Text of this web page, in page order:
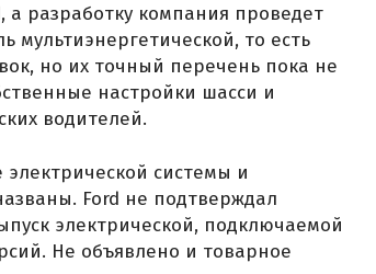
разработку компания проведет
мультиэнергетической, то есть
но их точный перечень пока не
настройки шасси и
водителей.
системы и
Ford не подтверждал
электрической, подключаемой
Не объявлено и товарное